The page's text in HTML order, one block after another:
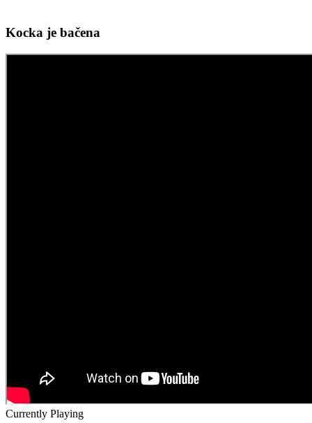
Kocka je bačena
Currently Playing